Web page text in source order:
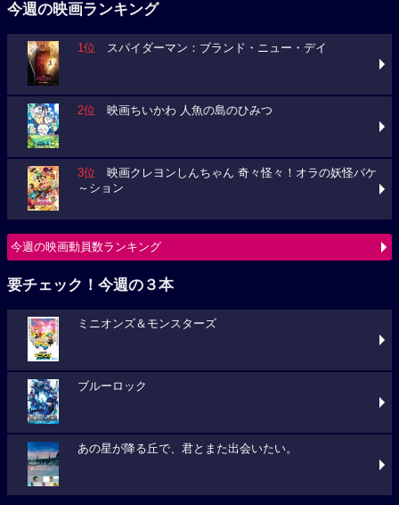
今週の映画ランキング
1位 スパイダーマン：ブランド・ニュー・デイ
2位 映画ちいかわ 人魚の島のひみつ
3位 映画クレヨンしんちゃん 奇々怪々！オラの妖怪バケ
～ション
今週の映画動員数ランキング
要チェック！今週の３本
ミニオンズ＆モンスターズ
ブルーロック
あの星が降る丘で、君とまた出会いたい。